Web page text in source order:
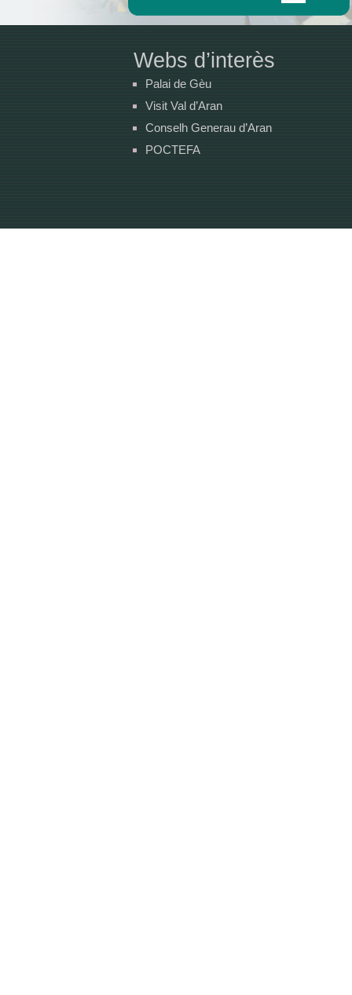
Webs d’interès
Palai de Gèu
Visit Val d’Aran
Conselh Generau d’Aran
POCTEFA